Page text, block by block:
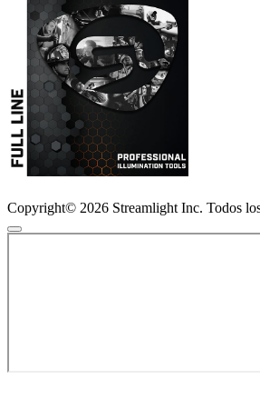
Copyright© 2026 Streamlight Inc. Todos